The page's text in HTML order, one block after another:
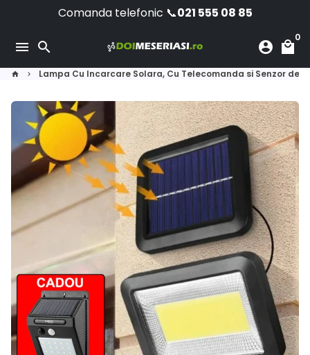
content
Comanda telefonic 📞021 555 08 85
menu search account_circle local_mall
0
home keyboard_arrow_right Lampa Cu Incarcare Solara, Cu Telecomanda si Senzor de